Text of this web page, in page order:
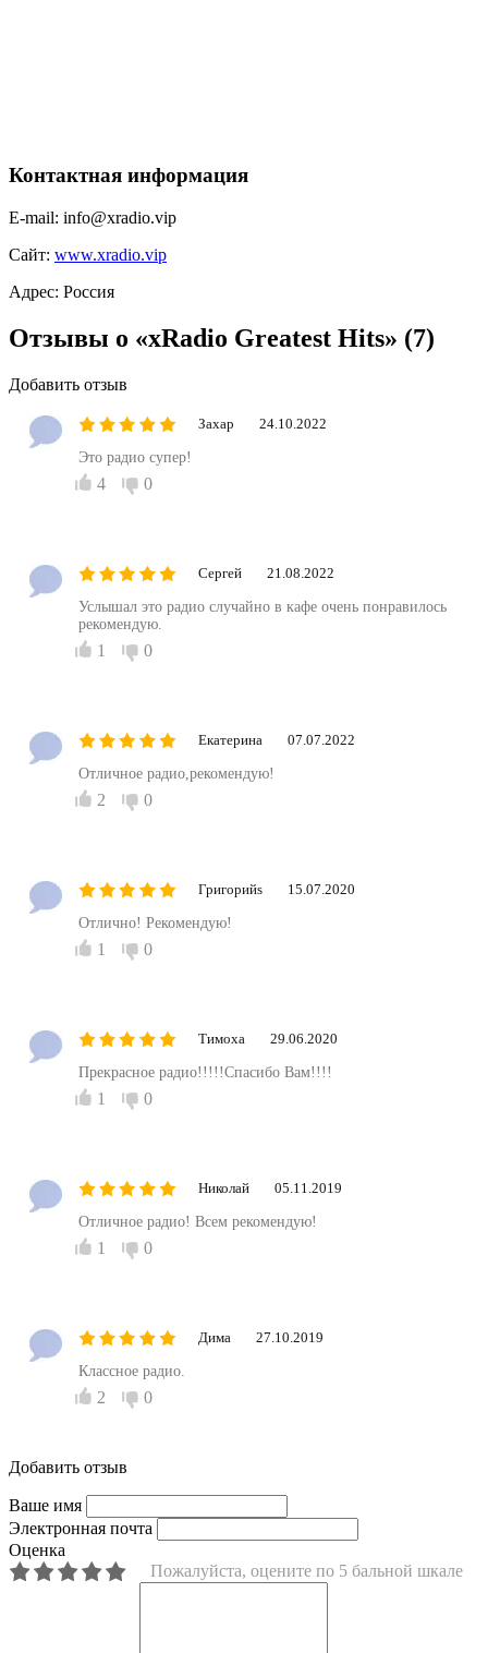
Контактная информация
E-mail: info@xradio.vip
Сайт: www.xradio.vip
Адрес: Россия
Отзывы о «xRadio Greatest Hits» (7)
Добавить отзыв
Захар 24.10.2022
Это радио супер!
4 0
Сергей 21.08.2022
Услышал это радио случайно в кафе очень понравилось
рекомендую.
1 0
Екатерина 07.07.2022
Отличное радио,рекомендую!
2 0
Григорийs 15.07.2020
Отлично! Рекомендую!
1 0
Тимоха 29.06.2020
Прекрасное радио!!!!!Спасибо Вам!!!!
1 0
Николай 05.11.2019
Отличное радио! Всем рекомендую!
1 0
Дима 27.10.2019
Классное радио.
2 0
Добавить отзыв
Ваше имя
Электронная почта
Оценка
Пожалуйста, оцените по 5 бальной шкале